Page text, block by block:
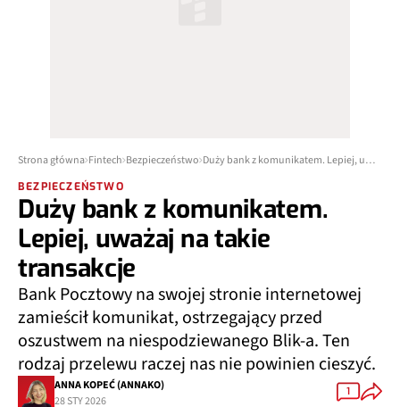
Strona główna Fintech Bezpieczeństwo
BEZPIECZEŃSTWO
Duży bank z komunikatem.
Lepiej, uważaj na takie
transakcje
Bank Pocztowy na swojej stronie internetowej
zamieścił komunikat, ostrzegający przed
oszustwem na niespodziewanego Blik-a. Ten
rodzaj przelewu raczej nas nie powinien cieszyć.
ANNA KOPEĆ (ANNAKO)
28 STY 2026
1